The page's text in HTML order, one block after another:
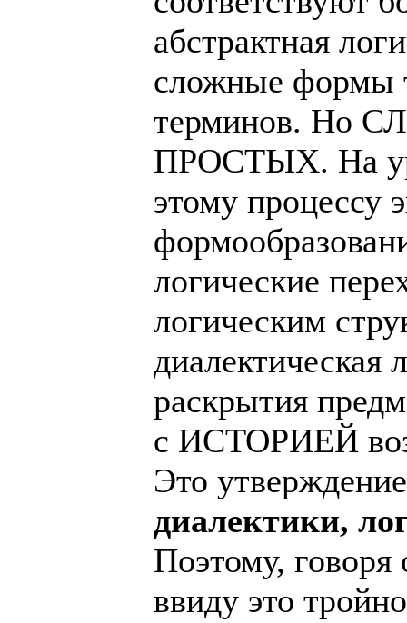
абстрактная
сложные формы
терминов. Но
ПРОСТЫХ. На
этому процессу
логические
логическим
диалектическая
раскрытия
с ИСТОРИЕЙ
Это
диалектики,
Поэтому, говоря
ввиду это